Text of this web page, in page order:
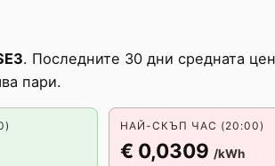
. Последните 30 дни средната
пари.
НАЙ-СКЪП ЧАС (20:00)
€ 0,0309 /kWh